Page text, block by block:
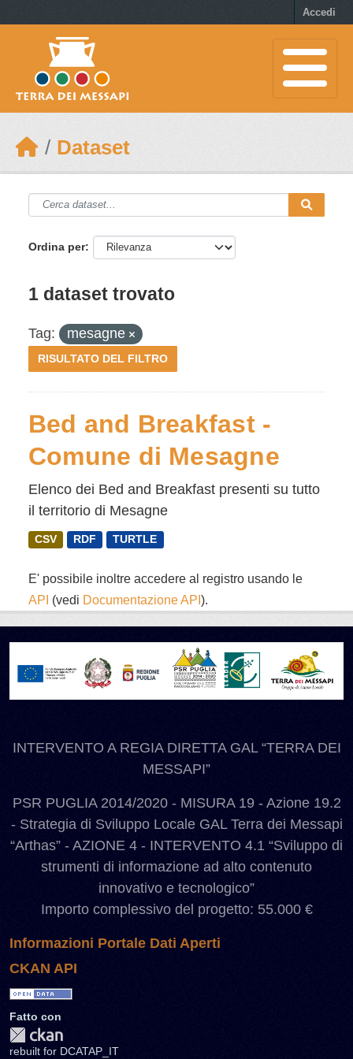
Accedi
Dataset
Ordina per
1 dataset trovato
Tag: mesagne
RISULTATO DEL FILTRO
Bed and Breakfast -
Comune di Mesagne
Elenco dei Bed and Breakfast presenti su tutto
il territorio di Mesagne
CSV RDF TURTLE
E' possibile inoltre accedere al registro usando le
API (vedi Documentazione API ).
INTERVENTO A REGIA DIRETTA GAL “TERRA DEI
MESSAPI”
PSR PUGLIA 2014/2020 - MISURA 19 - Azione 19.2
- Strategia di Sviluppo Locale GAL Terra dei Messapi
“Arthas” - AZIONE 4 - INTERVENTO 4.1 “Sviluppo di
strumenti di informazione ad alto contenuto
innovativo e tecnologico”
Importo complessivo del progetto: 55.000 €
Informazioni Portale Dati Aperti
CKAN API
Fatto con
rebuilt for DCATAP_IT